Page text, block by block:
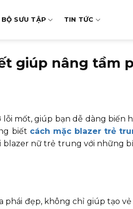
BỘ SƯU TẬP TIN TỨC
giúp nâng tầm
mốt, giúp bạn dễ dàng biến
biết cách mặc blazer trẻ
blazer nữ trẻ trung với những
đẹp, không chỉ giúp tạo